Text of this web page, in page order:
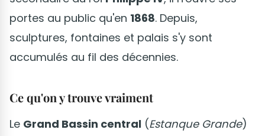
portes au public qu'en 1868. Depuis,
sculptures, fontaines et palais s'y sont
accumulés au fil des décennies.
Ce qu'on y trouve vraiment
Le Grand Bassin central (Estanque Grande)